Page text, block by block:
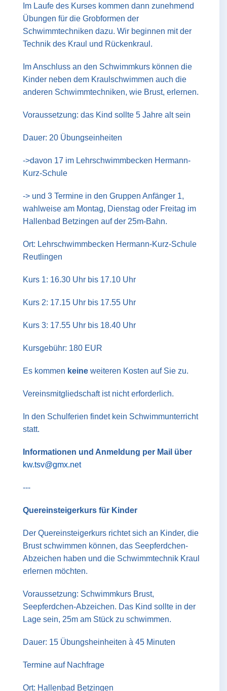
Im Laufe des Kurses kommen dann zunehmend
Übungen für die Grobformen der
Schwimmtechniken dazu. Wir beginnen mit der
Technik des Kraul und Rückenkraul.
Im Anschluss an den Schwimmkurs können die
Kinder neben dem Kraulschwimmen auch die
anderen Schwimmtechniken, wie Brust, erlernen.
Voraussetzung: das Kind sollte 5 Jahre alt sein
Dauer: 20 Übungseinheiten
->davon 17 im Lehrschwimmbecken Hermann-
Kurz-Schule
-> und 3 Termine in den Gruppen Anfänger 1,
wahlweise am Montag, Dienstag oder Freitag im
Hallenbad Betzingen auf der 25m-Bahn.
Ort: Lehrschwimmbecken Hermann-Kurz-Schule
Reutlingen
Kurs 1: 16.30 Uhr bis 17.10 Uhr
Kurs 2: 17.15 Uhr bis 17.55 Uhr
Kurs 3: 17.55 Uhr bis 18.40 Uhr
Kursgebühr: 180 EUR
Es kommen keine weiteren Kosten auf Sie zu.
Vereinsmitgliedschaft ist nicht erforderlich.
In den Schulferien findet kein Schwimmunterricht
statt.
Informationen und Anmeldung per Mail über
kw.tsv@gmx.net
---
Quereinsteigerkurs für Kinder
Der Quereinsteigerkurs richtet sich an Kinder, die
Brust schwimmen können, das Seepferdchen-
Abzeichen haben und die Schwimmtechnik Kraul
erlernen möchten.
Voraussetzung: Schwimmkurs Brust,
Seepferdchen-Abzeichen. Das Kind sollte in der
Lage sein, 25m am Stück zu schwimmen.
Dauer: 15 Übungsheinheiten à 45 Minuten
Termine auf Nachfrage
Ort: Hallenbad Betzingen